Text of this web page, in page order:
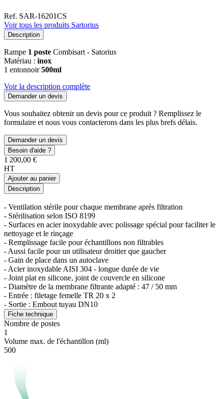
Ref. SAR-16201CS
Voir tous les produits Sartorius
Description
Rampe 1 poste Combisart - Satorius
Matériau : inox
1 entonnoir500ml
Voir la description complète
Demander un devis
Vous souhaitez obtenir un devis pour ce produit ? Remplissez le
formulaire et nous vous contacterons dans les plus brefs délais.
Demander un devis
Besoin d'aide ?
1 200,00 €
HT
Ajouter au panier
Description
- Ventilation stérile pour chaque membrane après filtration
- Stérilisation selon ISO 8199
- Surfaces en acier inoxydable avec polissage spécial pour faciliter le
nettoyage et le rinçage
- Remplissage facile pour échantillons non filtrables
- Aussi facile pour un utilisateur droitier que gaucher
- Gain de place dans un autoclave
- Acier inoxydable AISI 304 - longue durée de vie
- Joint plat en silicone, joint de couvercle en silicone
- Diamètre de la membrane filtrante adapté : 47 / 50 mm
- Entrée : filetage femelle TR 20 x 2
- Sortie : Embout tuyau DN10
Fiche technique
Nombre de postes
1
Volume max. de l'échantillon (ml)
500